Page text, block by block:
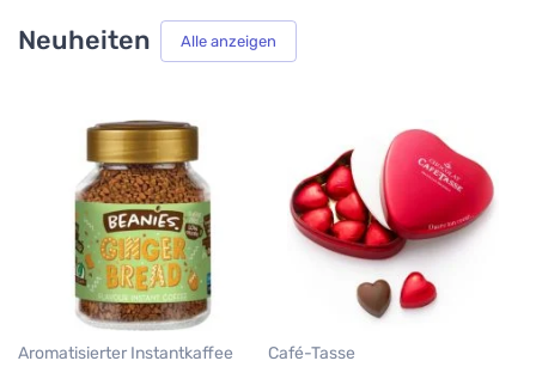
Neuheiten Alle anzeigen
Aromatisierter Instantkaffee
Café-Tasse